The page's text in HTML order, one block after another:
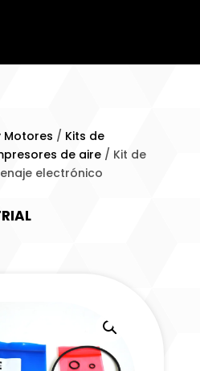
Motores / Kits de
de aire/ Kit de
electrónico